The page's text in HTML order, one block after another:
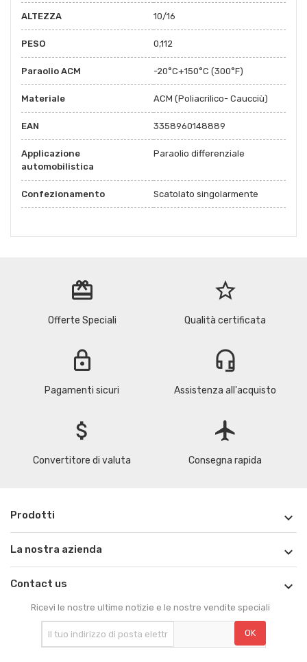
ALTEZZA 10/16
PESO 0,112
Paraolio ACM -20°C+150°C (300°F)
Materiale ACM (Poliacrilico- Caucciù)
EAN 3358960148889
Applicazione
automobilistica
Paraolio differenziale
Confezionamento Scatolato singolarmente
redeem
Offerte Speciali
star_border
Qualità certificata
lock
Pagamenti sicuri
headset_mic
Assistenza all'acquisto
attach_money
Convertitore di valuta
flight
Consegna rapida
Prodotti 
La nostra azienda 
Contact us 
Ricevi le nostre ultime notizie e le nostre vendite speciali